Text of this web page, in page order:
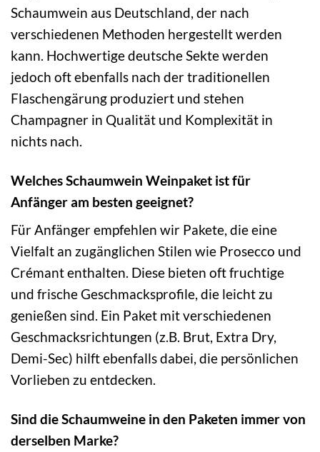
Schaumwein aus Deutschland, der nach
verschiedenen Methoden hergestellt werden
kann. Hochwertige deutsche Sekte werden
jedoch oft ebenfalls nach der traditionellen
Flaschengärung produziert und stehen
Champagner in Qualität und Komplexität in
nichts nach.
Welches Schaumwein Weinpaket ist für
Anfänger am besten geeignet?
Für Anfänger empfehlen wir Pakete, die eine
Vielfalt an zugänglichen Stilen wie Prosecco und
Crémant enthalten. Diese bieten oft fruchtige
und frische Geschmacksprofile, die leicht zu
genießen sind. Ein Paket mit verschiedenen
Geschmacksrichtungen (z.B. Brut, Extra Dry,
Demi-Sec) hilft ebenfalls dabei, die persönlichen
Vorlieben zu entdecken.
Sind die Schaumweine in den Paketen immer von
derselben Marke?